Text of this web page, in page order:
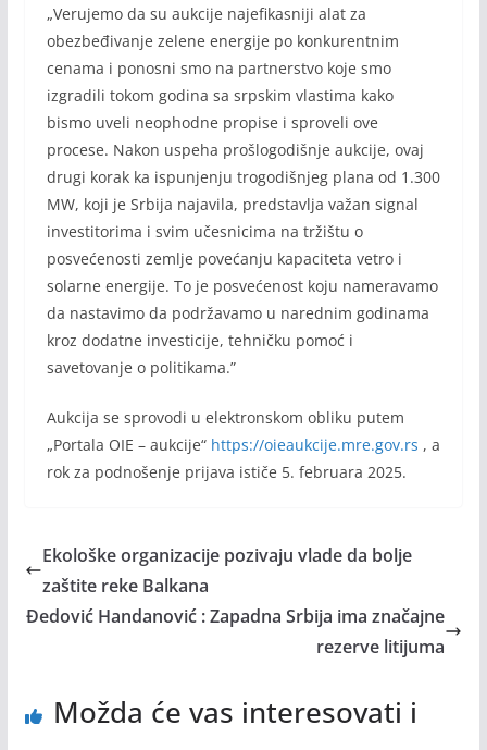
„Verujemo da su aukcije najefikasniji alat za
obezbeđivanje zelene energije po konkurentnim
cenama i ponosni smo na partnerstvo koje smo
izgradili tokom godina sa srpskim vlastima kako
bismo uveli neophodne propise i sproveli ove
procese. Nakon uspeha prošlogodišnje aukcije, ovaj
drugi korak ka ispunjenju trogodišnjeg plana od 1.300
MW, koji je Srbija najavila, predstavlja važan signal
investitorima i svim učesnicima na tržištu o
posvećenosti zemlje povećanju kapaciteta vetro i
solarne energije. To je posvećenost koju nameravamo
da nastavimo da podržavamo u narednim godinama
kroz dodatne investicije, tehničku pomoć i
savetovanje o politikama.”
Aukcija se sprovodi u elektronskom obliku putem
„Portala OIE – aukcije“ https://oieaukcije.mre.gov.rs , a
rok za podnošenje prijava ističe 5. februara 2025.
Ekološke organizacije pozivaju vlade da bolje
zaštite reke Balkana
Đedović Handanović : Zapadna Srbija ima značajne
rezerve litijuma
Možda će vas interesovati i